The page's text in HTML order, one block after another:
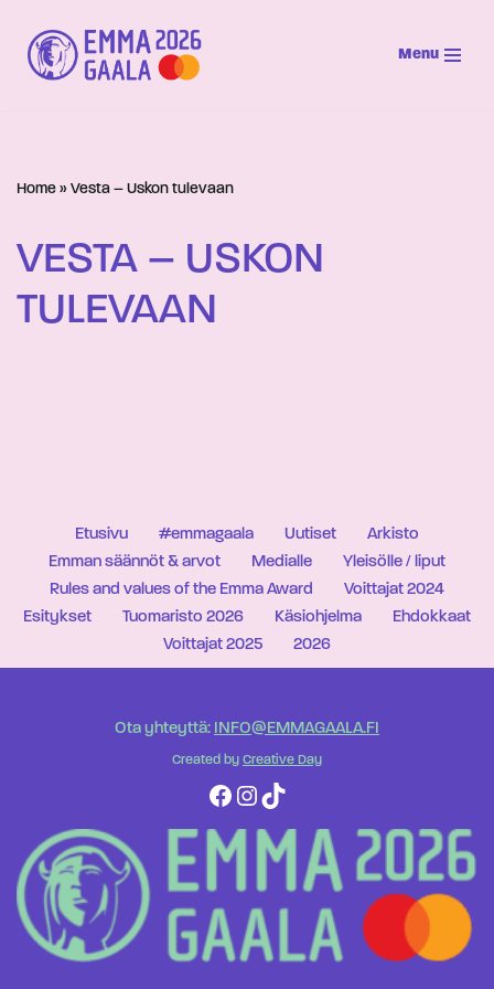
Siirry
suoraan
Menu
Home » Vesta – Uskon tulevaan
VESTA – USKON
TULEVAAN
Etusivu #emmagaala Uutiset
Arkisto
Emman säännöt & arvot
Medialle
Yleisölle / liput
Rules and values of the Emma Award
Voittajat 2024
Esitykset
Tuomaristo 2026 Käsiohjelma
Ehdokkaat
Voittajat 2025
2026
Ota yhteyttä: INFO@EMMAGAALA.FI
Created by Creative Day